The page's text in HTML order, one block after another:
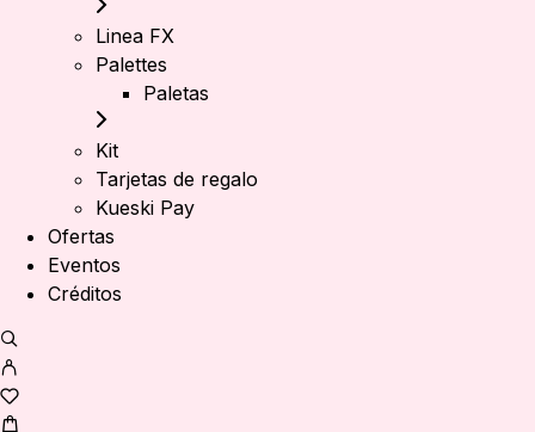
Linea FX
Palettes
Paletas
Kit
Tarjetas de regalo
Kueski Pay
Ofertas
Eventos
Créditos